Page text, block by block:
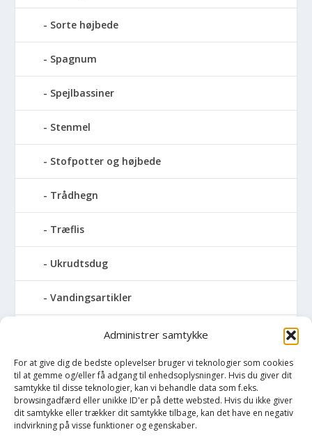
Administrer samtykke
For at give dig de bedste oplevelser bruger vi teknologier som cookies
til at gemme og/eller få adgang til enhedsoplysninger. Hvis du giver dit
samtykke til disse teknologier, kan vi behandle data som f.eks.
browsingadfærd eller unikke ID'er på dette websted. Hvis du ikke giver
dit samtykke eller trækker dit samtykke tilbage, kan det have en negativ
indvirkning på visse funktioner og egenskaber.
Sorte højbede
Spagnum
Spejlbassiner
Stenmel
Stofpotter og højbede
Trådhegn
Træflis
Ukrudtsdug
Vandingsartikler
Vandslanger
Vildthegn
vækstdug
Maling